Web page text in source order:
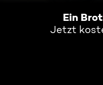
Ein
Jetzt